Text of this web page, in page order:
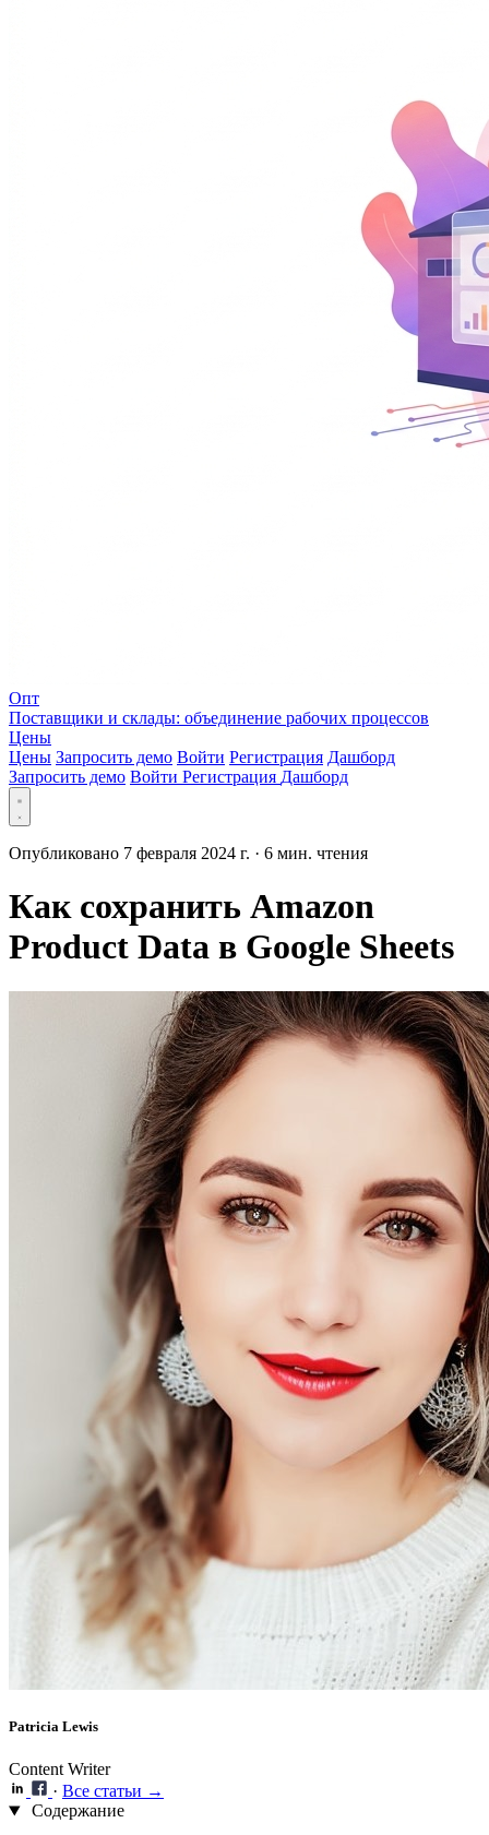
Опт
Поставщики и склады: объединение рабочих процессов
Цены
Цены Запросить демо Войти Регистрация Дашборд
Запросить демо Войти Регистрация Дашборд
Опубликовано 7 февраля 2024 г. · 6 мин. чтения
Как сохранить Amazon
Product Data в Google Sheets
Patricia Lewis
Content Writer
· Все статьи →
Содержание